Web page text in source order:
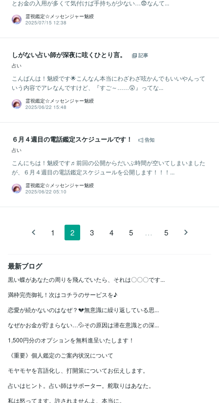
とお金の入用が多くて気付けば手持ちが少ない…😨なんて...
霊視鑑定☆メッセンジャー魅綬
2025/07/15 12:38
しがない占い師が深夜に呟くひとり言。
記事
占い
こんばんは！魅綬です🌟こんなん本当にわざわざ呟かんでもいいやんって
いう内容でアレなんですけど、『すご～……😲』ってな...
霊視鑑定☆メッセンジャー魅綬
2025/06/22 15:48
６月４週目の電話鑑定スケジュールです！
告知
占い
こんにちは！魅綬です♬前回の公開からだいぶ時間が空いてしまいました
が、６月４週目の電話鑑定スケジュールを公開します！！！...
霊視鑑定☆メッセンジャー魅綬
2025/06/22 05:10
1 2 3 4 5 … 5
最新ブログ
黒い蝶があなたの周りを飛んでいたら、それは〇〇〇です...
満枠完売御礼！次はコチラのサービスを♪
恋愛が続かないのはなぜ？💔無意識に繰り返している思...
なぜかお金が貯まらない…💦その原因は潜在意識との深...
1,500円分のオプションを無料進呈いたします！
《重要》個人鑑定のご案内状況について
モヤモヤを言語化し、打開策についてお伝えします。
占いはヒント。占い師はサポーター。舵取りはあなた。
私は怒ってます。許されませんよ、本当に。